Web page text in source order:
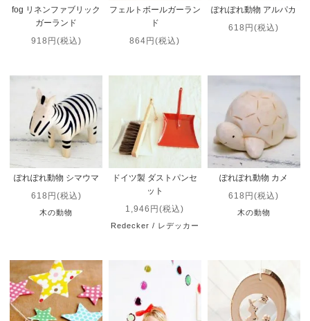
fog リネンファブリック
ガーランド
918円(税込)
フェルトボールガーラン
ド
864円(税込)
ぽれぽれ動物 アルパカ
618円(税込)
ぽれぽれ動物 シマウマ
618円(税込)
木の動物
ドイツ製 ダストパンセ
ット
1,946円(税込)
Redecker / レデッカー
ぽれぽれ動物 カメ
618円(税込)
木の動物